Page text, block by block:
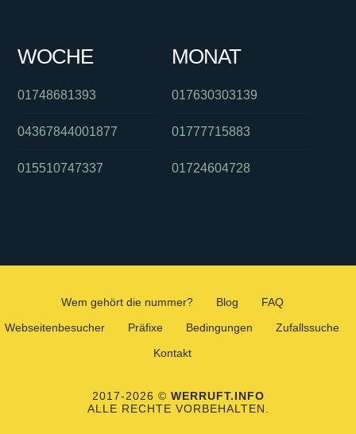
WOCHE
01748681393
04367844001877
015510747337
MONAT
017630303139
01777715883
01724604728
Wem gehört die nummer? Blog
FAQ
Webseitenbesucher
Präfixe Bedingungen
Zufallssuche
Kontakt
2017-2026 © WERRUFT.INFO
ALLE RECHTE VORBEHALTEN.